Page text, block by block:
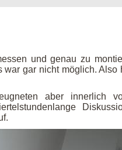
und genau zu
gar nicht möglich.
aber innerlich